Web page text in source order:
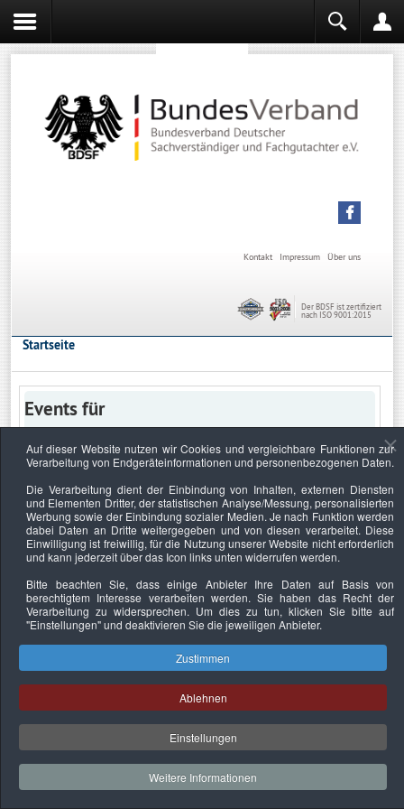
Über uns
Impressum
Kontakt
Der BDSF ist zertifiziert
nach ISO 9001:2015
Startseite
Events für
Keine Termine
Datenschutzerklärung Urheberrechtsnachweise Nachhaltigkeit
Copyright © 2026. Bundesverband Deutscher
Sachverständiger und Fachgutachter e.V..
Auf dieser Website nutzen wir Cookies und vergleichbare Funktionen zur
Verarbeitung von Endgeräteinformationen und personenbezogenen Daten.
Die Verarbeitung dient der Einbindung von Inhalten, externen Diensten
und Elementen Dritter, der statistischen Analyse/Messung, personalisierten
Werbung sowie der Einbindung sozialer Medien. Je nach Funktion werden
dabei Daten an Dritte weitergegeben und von diesen verarbeitet. Diese
Einwilligung ist freiwillig, für die Nutzung unserer Website nicht erforderlich
und kann jederzeit über das Icon links unten widerrufen werden.
Bitte beachten Sie, dass einige Anbieter Ihre Daten auf Basis von
berechtigtem Interesse verarbeiten werden. Sie haben das Recht der
Verarbeitung zu widersprechen. Um dies zu tun, klicken Sie bitte auf
"Einstellungen"und deaktivieren Sie die jeweiligen Anbieter.
Zustimmen
Ablehnen
Einstellungen
Weitere Informationen